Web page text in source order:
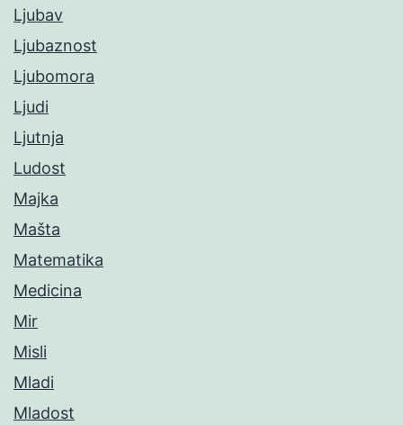
Ljubav
Ljubaznost
Ljubomora
Ljudi
Ljutnja
Ludost
Majka
Mašta
Matematika
Medicina
Mir
Misli
Mladi
Mladost